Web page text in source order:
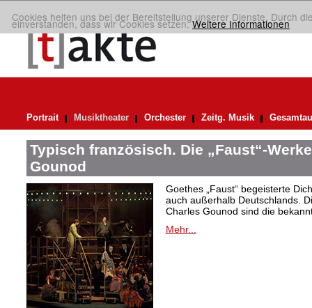
Cookies helfen uns bei der Bereitstellung unserer Dienste. Durch
einverstanden, dass wir Cookies setzen.Weitere Informationen
Portrait Musiktheater Orchester Zeitg. Musik
Typisch französisch. Die „Faust“-
Gounod
Goethes „Faust“ begeisterte
auch außerhalb Deutschlands.
Charles Gounod sind die
Mehr...